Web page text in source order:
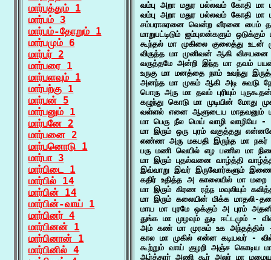
மார்பத்தும் 1
மார்பம் 3
மார்பம்-தோறும் 1
மார்பமும் 6
மார்பர் 2
மார்பரை 1
மார்பளவும் 1
மார்பற்கு 1
மார்பன் 5
மார்பனும் 1
மார்பனே 2
மார்பனை 2
மார்பனொடு 1
மார்பா 3
மார்பிடை 1
மார்பில் 14
மார்பின் 14
மார்பின்-வாய் 1
மார்பினர் 4
மார்பினன் 1
மார்பினான் 1
மார்பினில் 4
வம்பு அறா மதுர பல்லவம் கோதி
வம்பு அறா மதுர பல்லவம் கோதி
சம்பராசுரனை வென்ற வீரனை பைம்
மாறுபட்டிடும் ஐம்புலன்களும்
கூந்தல் மா முகிலை குலைத்து உடன்
விருத்த மா முனிவன் ஆகி
வருத்தமே அன்றி இந்த மா தவம்
உருகு மா மனத்தை நாம் உவந்து
அனந்த மா முகம் ஆகி அடி சுவடு
பொரு அரு மா தவம் புரியும்
கழுந்து கொடு மா முடியின் மோது
வள்ளல் எனை ஆளுடைய மாதவனும்
மா பெரு நீல மெய் வாழி வாழியே -
மா இரும் ஒரு புரம் வகுத்தது
எண்ண அரு மகபதி இருந்த மா நகர்
பரு மணி வெயில் எழ பணில மா
மா இரும் புதல்வனை வாழ்த்தி
இவ்வாறு இவர் இருவோர்களும்
கதிர் உதித்த அ காலையில் மா மறை
மா இரும் கிரண ரத்ந மவுலியும்
மா இரும் கலையின் மிக்க மாதலி-
மாய மா புரமே ஒக்கும் அ புரம்
துங்க மா முழவும் துடி ஈட்டமும் -
அம் கண் மா முரசும் உக அந்தத்தில்
கால மா முகில் என்ன கடியவர் -
கூற்றும் வாய் குழறி அஞ்ச கொடிய
ஆர்த்தார் அணி கூர் அலர் மா